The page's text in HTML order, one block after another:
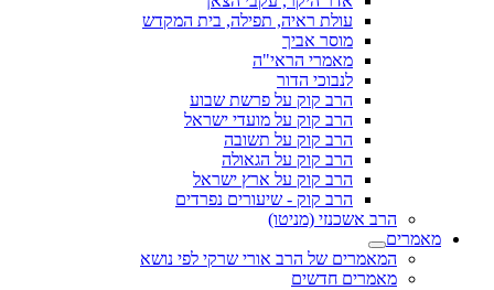
עולת ראיה, תפילה, בית המקדש
מוסר אביך
מאמרי הראי"ה
לנבוכי הדור
הרב קוק על פרשת שבוע
הרב קוק על מועדי ישראל
הרב קוק על תשובה
הרב קוק על הגאולה
הרב קוק על ארץ ישראל
הרב קוק - שיעורים נפרדים
הרב אשכנזי (מניטו)
מאמרים
המאמרים של הרב אורי שרקי לפי נושא
מאמרים חדשים